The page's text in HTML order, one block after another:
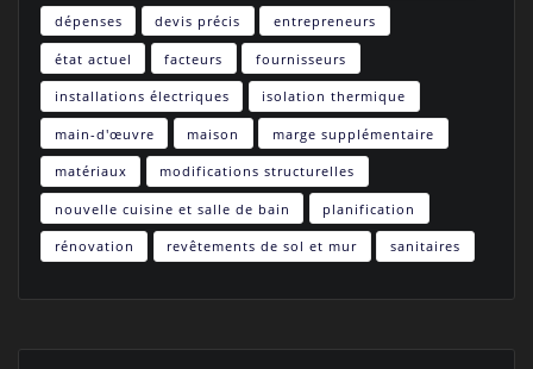
dépenses devis précis entrepreneurs
état actuel facteurs fournisseurs
installations électriques isolation thermique
main-d'œuvre maison marge supplémentaire
matériaux modifications structurelles
nouvelle cuisine et salle de bain planification
rénovation revêtements de sol et mur sanitaires